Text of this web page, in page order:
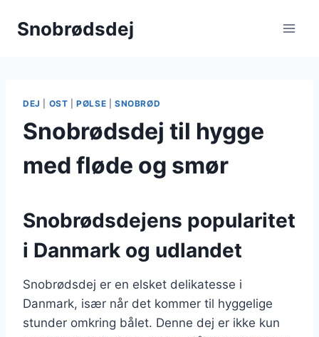
Snobrødsdej
DEJ OST |PØLSE SNOBRØD
Snobrødsdej til hygge
med fløde og smør
Snobrødsdejens popularitet
i Danmark og udlandet
Snobrødsdej er en elsket delikatesse i
Danmark, især når det kommer til hyggelige
stunder omkring bålet. Denne dej er ikke kun